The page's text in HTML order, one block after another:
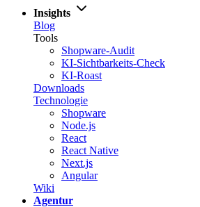
Insights
Blog
Tools
Shopware-Audit
KI-Sichtbarkeits-Check
KI-Roast
Downloads
Technologie
Shopware
Node.js
React
React Native
Next.js
Angular
Wiki
Agentur